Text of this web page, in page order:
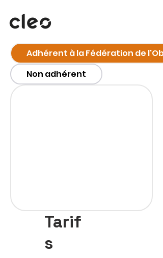
Adhérent à la Fédération de
Non adhérent
Tarif
s